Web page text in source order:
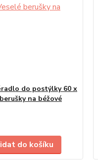
do postýlky 60 x
na béžové
do košíku